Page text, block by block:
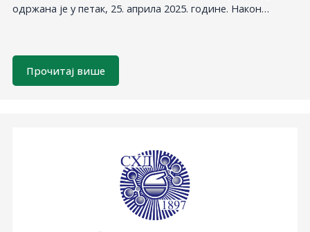
одржана је у петак, 25. априла 2025. године. Након…
Прочитај више